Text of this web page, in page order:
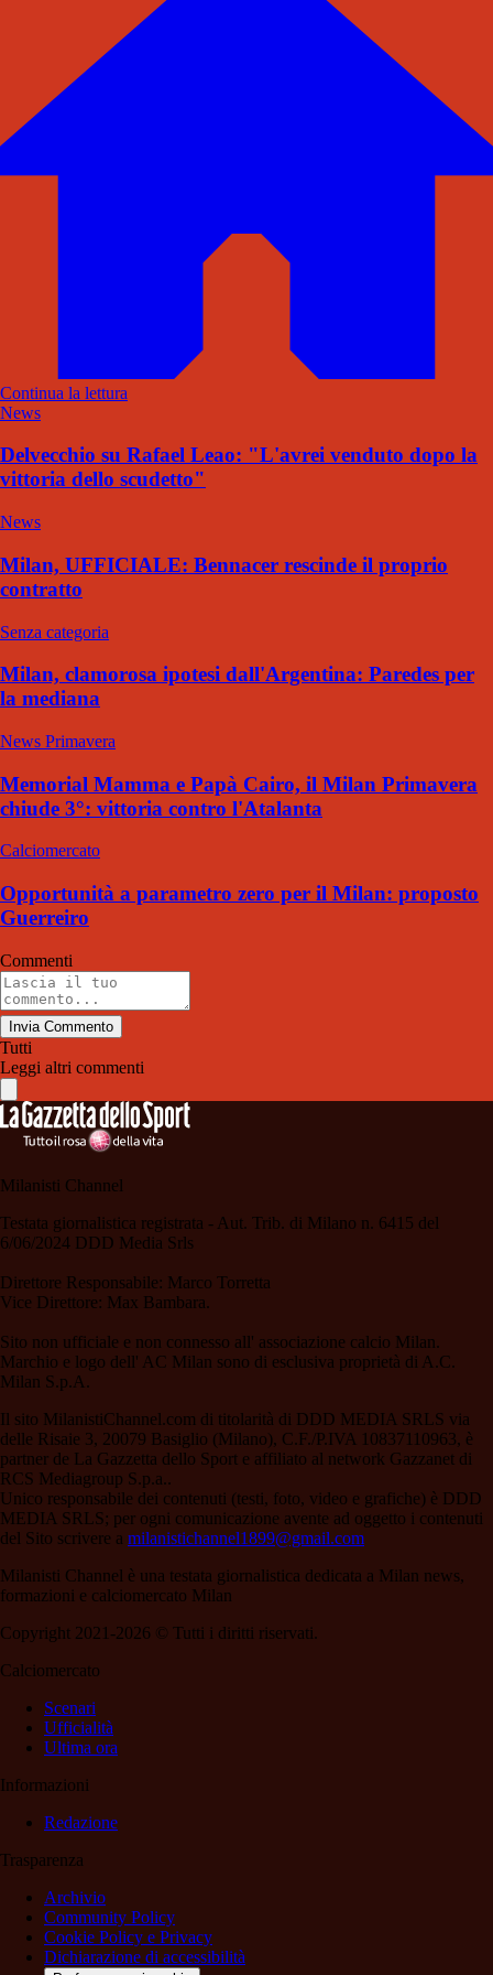
Continua la lettura
News
Delvecchio su Rafael Leao: "L'avrei venduto dopo la
vittoria dello scudetto"
News
Milan, UFFICIALE: Bennacer rescinde il proprio
contratto
Senza categoria
Milan, clamorosa ipotesi dall'Argentina: Paredes per
la mediana
News Primavera
Memorial Mamma e Papà Cairo, il Milan Primavera
chiude 3°: vittoria contro l'Atalanta
Calciomercato
Opportunità a parametro zero per il Milan: proposto
Guerreiro
Commenti
Invia Commento
Tutti
Leggi altri commenti
Milanisti Channel
Testata giornalistica registrata - Aut. Trib. di Milano n. 6415 del
6/06/2024 DDD Media Srls
Direttore Responsabile: Marco Torretta
Vice Direttore: Max Bambara.
Sito non ufficiale e non connesso all' associazione calcio Milan.
Marchio e logo dell' AC Milan sono di esclusiva proprietà di A.C.
Milan S.p.A.
Il sito MilanistiChannel.com di titolarità di DDD MEDIA SRLS via
delle Risaie 3, 20079 Basiglio (Milano), C.F./P.IVA 10837110963, è
partner de La Gazzetta dello Sport e affiliato al network Gazzanet di
RCS Mediagroup S.p.a..
Unico responsabile dei contenuti (testi, foto, video e grafiche) è DDD
MEDIA SRLS; per ogni comunicazione avente ad oggetto i contenuti
del Sito scrivere a milanistichannel1899@gmail.com
Milanisti Channel è una testata giornalistica dedicata a Milan news,
formazioni e calciomercato Milan
Copyright 2021-2026 © Tutti i diritti riservati.
Calciomercato
Scenari
Ufficialità
Ultima ora
Informazioni
Redazione
Trasparenza
Archivio
Community Policy
Cookie Policy e Privacy
Dichiarazione di accessibilità